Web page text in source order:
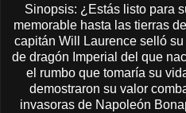
Sinopsis: ¿Estás listo para
memorable hasta las tierras
capitán Will Laurence selló
de dragón Imperial del que
el rumbo que tomaría su
demostraron su valor
invasoras de Napoleón